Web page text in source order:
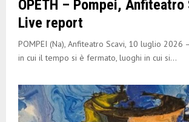
OPETH – Pompei, Anfiteatro
Live report
POMPEI (Na), Anfiteatro Scavi, 10 luglio 2026
in cui il tempo si è fermato, luoghi in cui si...